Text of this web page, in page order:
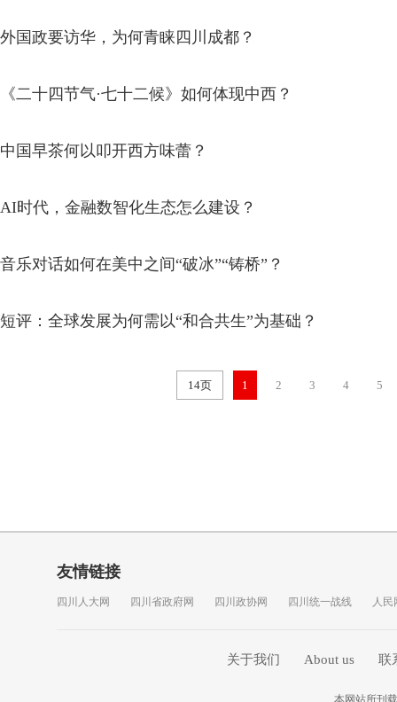
外国政要访华，为何青睐四川成都？
《二十四节气·七十二候》如何体现中西？
中国早茶何以叩开西方味蕾？
AI时代，金融数智化生态怎么建设？
音乐对话如何在美中之间“破冰”“铸桥”？
短评：全球发展为何需以“和合共生”为基础？
14页 1 2 3 4 5
友情链接
四川人大网 四川省政府网 四川政协网 四川统一战线 人民
关于我们 About us 联
本网站所刊